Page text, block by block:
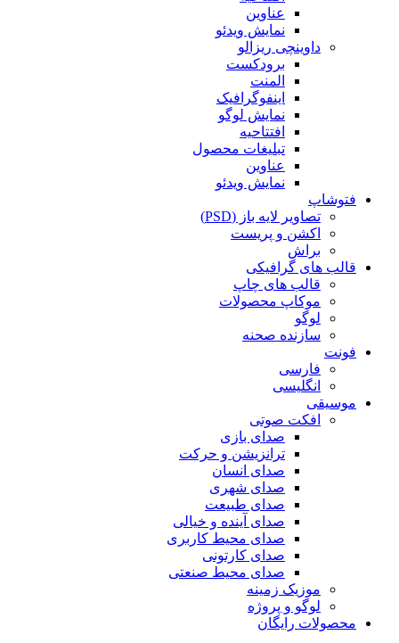
عناوین
نمایش ویدئو
داوینچی ریزالو
برودکست
المنت
اینفوگرافیک
نمایش لوگو
افتتاحیه
تبلیغات محصول
عناوین
نمایش ویدئو
فتوشاپ
تصاویر لایه باز (PSD)
اکشن و پریست
براش
قالب های گرافیکی
قالب های چاپ
موکاپ محصولات
لوگو
سازنده صحنه
فونت
فارسی
انگلیسی
موسیقی
افکت صوتی
صدای بازی
ترانزیشن و حرکت
صدای انسان
صدای شهری
صدای طبیعت
صدای آینده و خیالی
صدای محیط کاربری
صدای کارتونی
صدای محیط صنعتی
موزیک زمینه
لوگو و پروژه
محصولات رایگان